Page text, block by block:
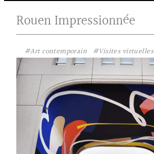
Rouen Impressionnée
#Art contemporain
#Visites virtuelles